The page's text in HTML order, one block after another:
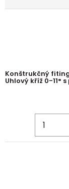
Konštrukčný
Uhlový kříž 0-11°